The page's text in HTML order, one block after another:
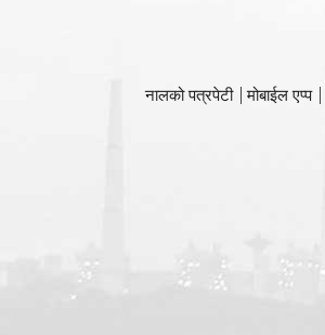
नालको पत्रपेटी मोबाईल एप्प